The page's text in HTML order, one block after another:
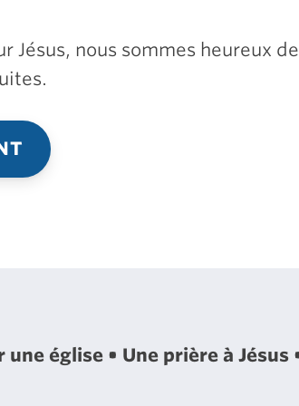
Jésus, nous sommes heureux de
une église Une prière à Jésus